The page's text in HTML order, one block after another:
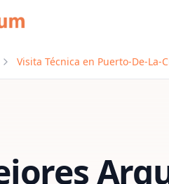
Visita Técnica en Puerto-De-La-